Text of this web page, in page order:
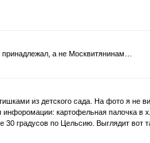
а не Москвитянинам…
из детского сада. На фото я не
картофельная палочка в
градусов по Цельсию. Выглядит вот